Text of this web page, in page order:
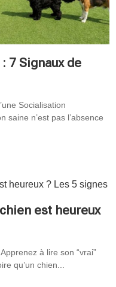
7 Signaux de
Socialisation
saine n’est pas l’absence
est heureux
à lire son “vrai”
qu’un chien...